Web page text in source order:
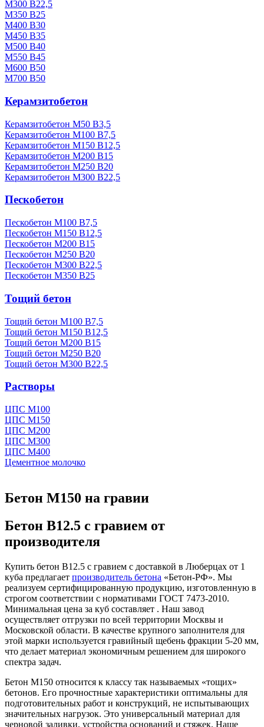
М300 В22,5
М350 В25
М400 В30
М450 В35
М500 В40
М550 В45
М600 В50
М700 В50
Керамзитобетон
Керамзитобетон М50 В3,5
Керамзитобетон М100 В7,5
Керамзитобетон М150 В12,5
Керамзитобетон М200 В15
Керамзитобетон М250 В20
Керамзитобетон М300 В22,5
Пескобетон
Пескобетон М100 В7,5
Пескобетон М150 В12,5
Пескобетон М200 В15
Пескобетон М250 В20
Пескобетон М300 В22,5
Пескобетон М350 В25
Тощий бетон
Тощий бетон М100 В7,5
Тощий бетон М150 В12,5
Тощий бетон М200 В15
Тощий бетон М250 В20
Тощий бетон М300 В22,5
Растворы
ЦПС М100
ЦПС М150
ЦПС М200
ЦПС М300
ЦПС М400
Цементное молочко
Бетон М150 на гравии
Бетон B12.5 с гравием от
производителя
Купить бетон B12.5 с гравием с доставкой в Люберцах от 1
куба предлагает производитель бетона «Бетон-РФ». Мы
реализуем сертифицированную продукцию, изготовленную в
строгом соответствии с нормативами ГОСТ 7473-2010.
Минимальная цена за куб составляет . Наш завод
осуществляет отгрузки по всей территории Москвы и
Московской области. В качестве крупного заполнителя для
этой марки используется гравийный щебень фракции 5-20 мм,
что делает материал экономичным решением для широкого
спектра задач.
Бетон М150 относится к классу так называемых «тощих»
бетонов. Его прочностные характеристики оптимальны для
подготовительных работ и конструкций, не испытывающих
значительных нагрузок. Это универсальный материал для
черновой заливки, устройства оснований и стяжек. Наше